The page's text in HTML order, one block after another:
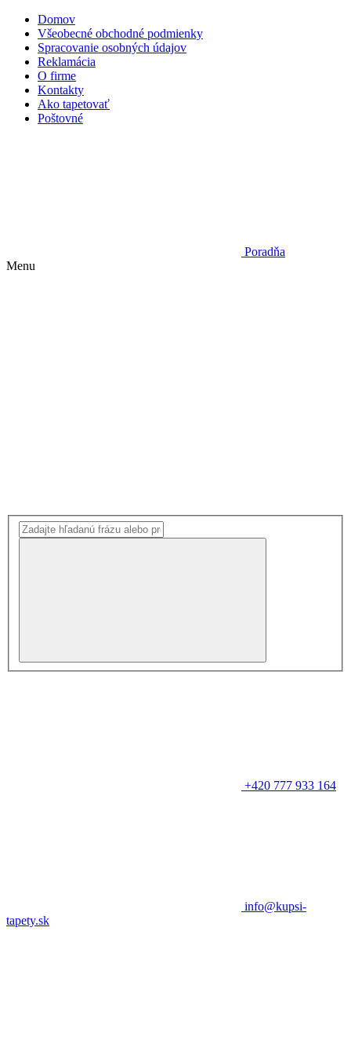
Domov
Všeobecné obchodné podmienky
Spracovanie osobných údajov
Reklamácia
O firme
Kontakty
Ako tapetovať
Poštovné
Poradňa
Menu
+420 777 933 164
info@kupsi-
tapety.sk